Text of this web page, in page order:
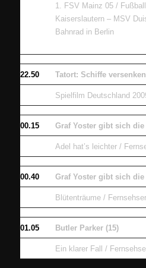
1. FSV Mainz 05 /
Kaiserslautern – MSV
Bahnrad in Berlin
22.50 Tatort: Schiffe versenken
Spielfilm Deutschland
00.15 Graf Yoster gibt sich die
Adel hat’s leichter /
00.40 Graf Yoster gibt sich die
Blütenträume /
01.05 Butler Parker (15)
Ein klarer Fall /